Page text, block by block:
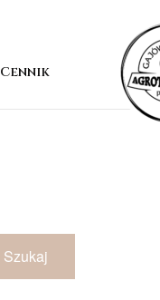
Cennik